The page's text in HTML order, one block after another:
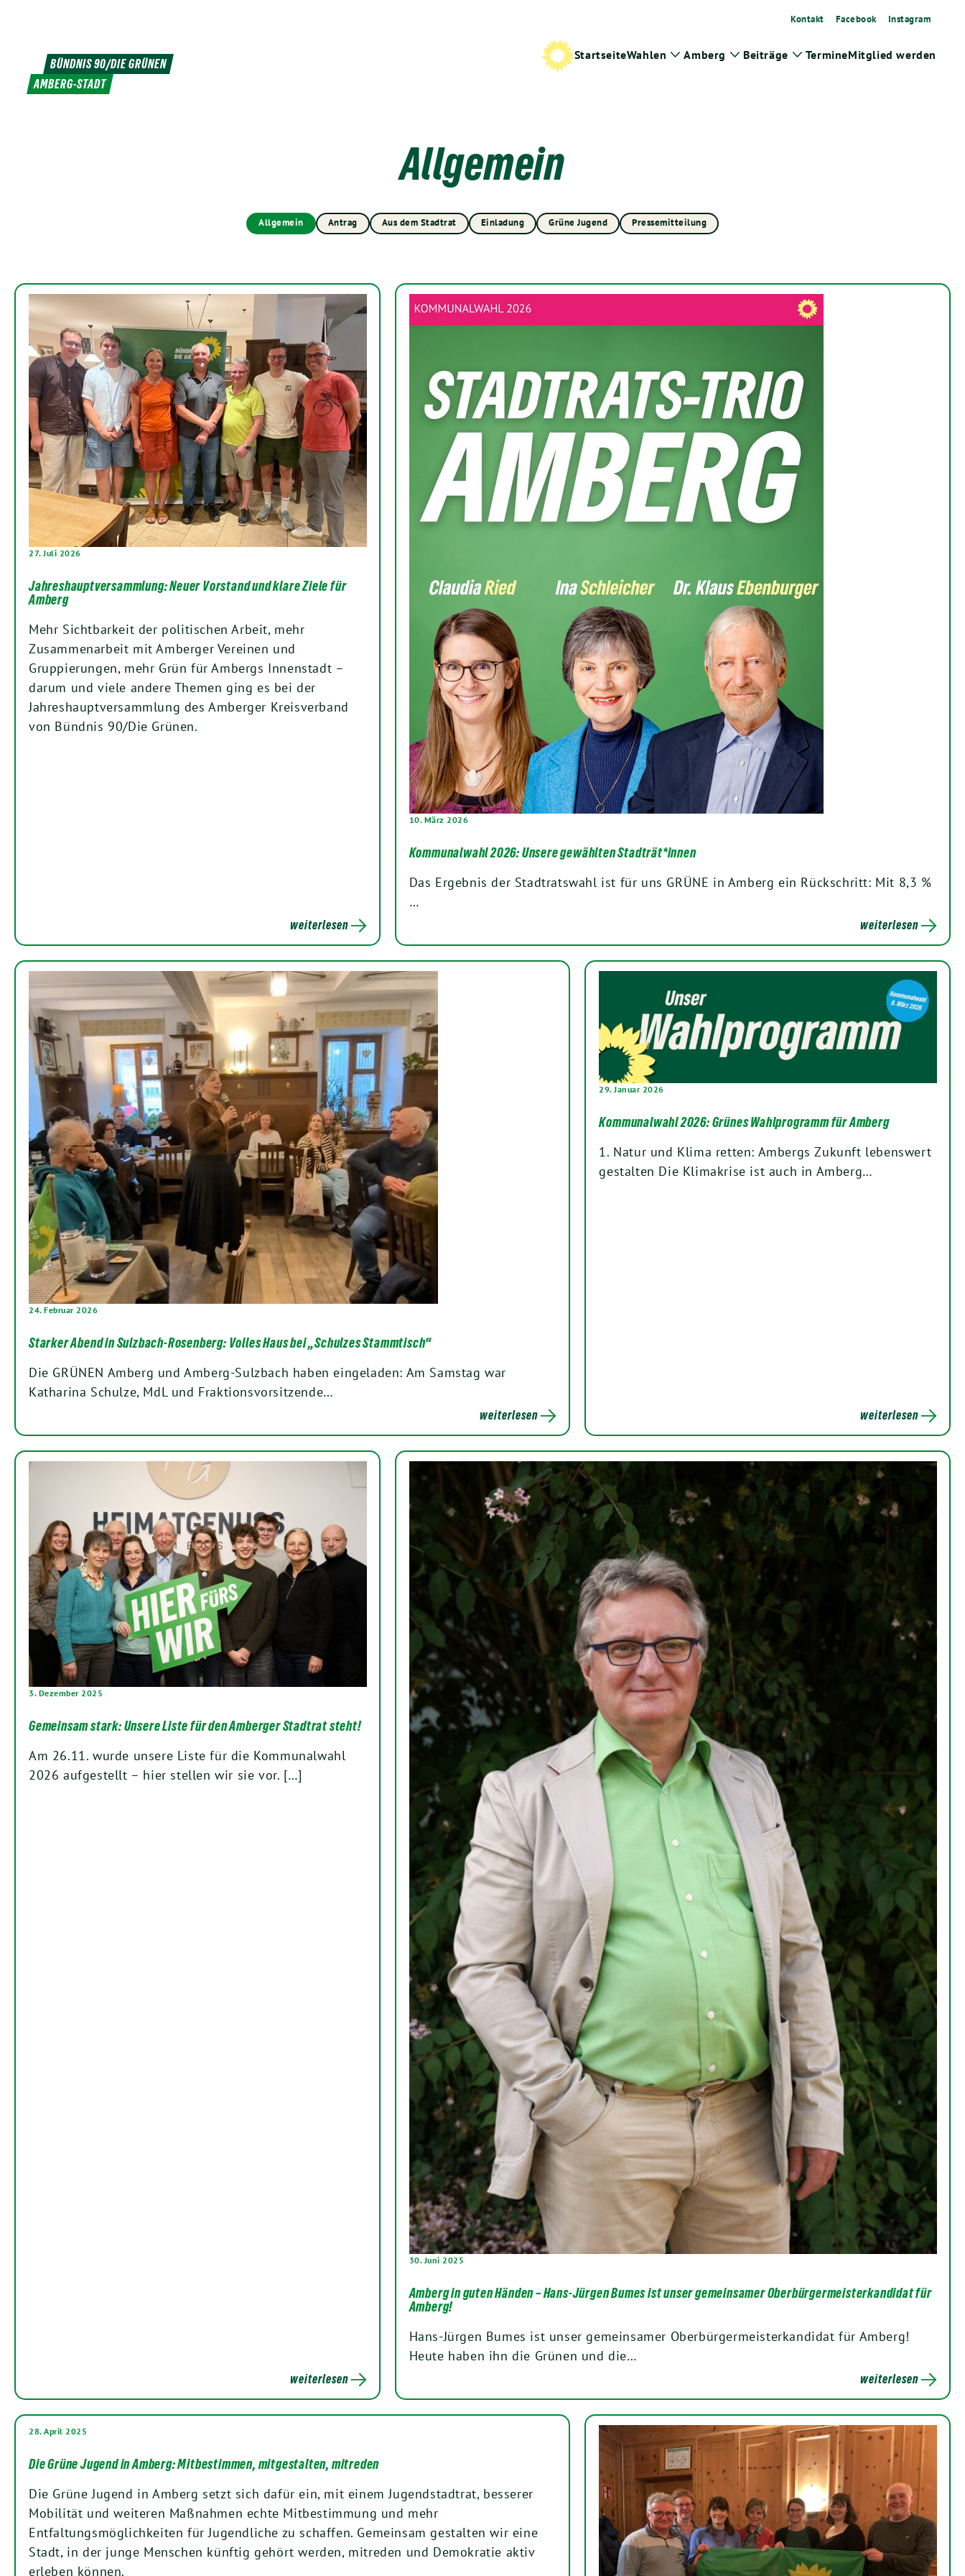
Kontakt Facebook Instagram
BÜNDNIS 90/DIE GRÜNEN
AMBERG-STADT
StartseiteWahlen
Zeige
Amberg
Zeige
Beiträge Zeige
TermineMitglied werden
Allgemein
Allgemein Antrag Aus dem Stadtrat Einladung Grüne Jugend Pressemitteilung
27. Juli 2026
Jahreshauptversammlung: Neuer Vorstand und klare Ziele für
Amberg
Mehr Sichtbarkeit der politischen Arbeit, mehr
Zusammenarbeit mit Amberger Vereinen und
Gruppierungen, mehr Grün für Ambergs Innenstadt –
darum und viele andere Themen ging es bei der
Jahreshauptversammlung des Amberger Kreisverband
von Bündnis 90/Die Grünen.
weiterlesen
10. März 2026
Kommunalwahl 2026: Unsere gewählten Stadträt*innen
Das Ergebnis der Stadtratswahl ist für uns GRÜNE in Amberg ein Rückschritt: Mit 8,3 %
…
weiterlesen
24. Februar 2026
Starker Abend in Sulzbach-Rosenberg: Volles Haus bei „Schulzes Stammtisch“
Die GRÜNEN Amberg und Amberg-Sulzbach haben eingeladen: Am Samstag war
Katharina Schulze, MdL und Fraktionsvorsitzende…
weiterlesen
29. Januar 2026
Kommunalwahl 2026: Grünes Wahlprogramm für Amberg
1. Natur und Klima retten: Ambergs Zukunft lebenswert
gestalten Die Klimakrise ist auch in Amberg…
weiterlesen
3. Dezember 2025
Gemeinsam stark: Unsere Liste für den Amberger Stadtrat steht!
Am 26.11. wurde unsere Liste für die Kommunalwahl
2026 aufgestellt – hier stellen wir sie vor. […]
weiterlesen
30. Juni 2025
Amberg in guten Händen – Hans-Jürgen Bumes ist unser gemeinsamer Oberbürgermeisterkandidat für
Amberg!
Hans-Jürgen Bumes ist unser gemeinsamer Oberbürgermeisterkandidat für Amberg!
Heute haben ihn die Grünen und die…
weiterlesen
28. April 2025
Die Grüne Jugend in Amberg: Mitbestimmen, mitgestalten, mitreden
Die Grüne Jugend in Amberg setzt sich dafür ein, mit einem Jugendstadtrat, besserer
Mobilität und weiteren Maßnahmen echte Mitbestimmung und mehr
Entfaltungsmöglichkeiten für Jugendliche zu schaffen. Gemeinsam gestalten wir eine
Stadt, in der junge Menschen künftig gehört werden, mitreden und Demokratie aktiv
erleben können.